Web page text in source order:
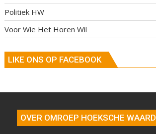
Politiek HW
Voor Wie Het Horen Wil
LIKE ONS OP FACEBOOK
OVER OMROEP HOEKSCHE WAARD